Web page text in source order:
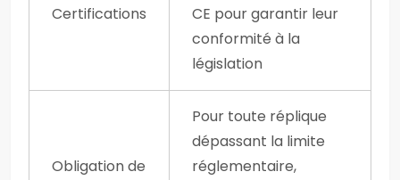
Certifications
CE pour garantir leur
conformité à la
législation
Obligation de
Pour toute réplique
dépassant la limite
réglementaire,